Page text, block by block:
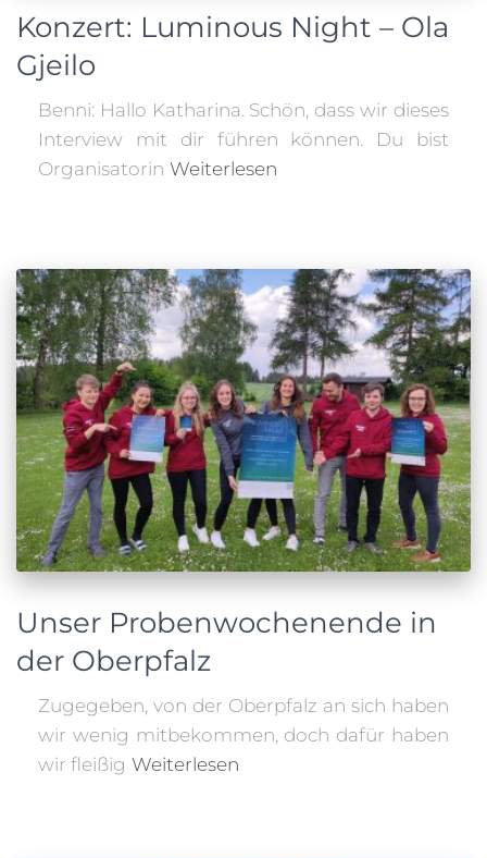
Konzert: Luminous Night – Ola
Gjeilo
Benni: Hallo Katharina. Schön, dass wir dieses
Interview mit dir führen können. Du bist
Organisatorin Weiterlesen
Unser Probenwochenende in
der Oberpfalz
Zugegeben, von der Oberpfalz an sich haben
wir wenig mitbekommen, doch dafür haben
wir fleißig Weiterlesen